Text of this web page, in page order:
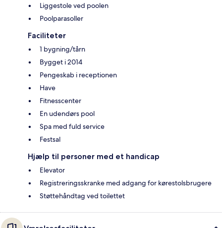
Liggestole ved poolen
Poolparasoller
Faciliteter
1 bygning/tårn
Bygget i 2014
Pengeskab i receptionen
Have
Fitnesscenter
En udendørs pool
Spa med fuld service
Festsal
Hjælp til personer med et handicap
Elevator
Registreringsskranke med adgang for kørestolsbrugere
Støttehåndtag ved toilettet